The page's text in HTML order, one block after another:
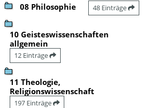
08 Philosophie 48 Einträge
10 Geisteswissenschaften
allgemein
12 Einträge
11 Theologie,
Religionswissenschaft
197 Einträge